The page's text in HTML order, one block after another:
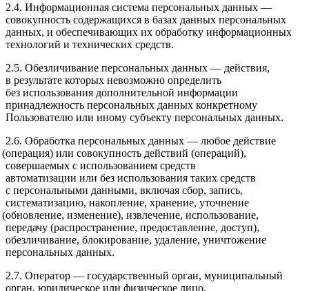
2.4. Информационная система персональных данных —
совокупность содержащихся в базах данных персональных
данных, и обеспечивающих их обработку информационных
технологий и технических средств.
2.5. Обезличивание персональных данных — действия,
в результате которых невозможно определить
без использования дополнительной информации
принадлежность персональных данных конкретному
Пользователю или иному субъекту персональных данных.
2.6. Обработка персональных данных — любое действие
(операция) или совокупность действий (операций),
совершаемых с использованием средств
автоматизации или без использования таких средств
с персональными данными, включая сбор, запись,
систематизацию, накопление, хранение, уточнение
(обновление, изменение), извлечение, использование,
передачу (распространение, предоставление, доступ),
обезличивание, блокирование, удаление, уничтожение
персональных данных.
2.7. Оператор — государственный орган, муниципальный
орган, юридическое или физическое лицо,